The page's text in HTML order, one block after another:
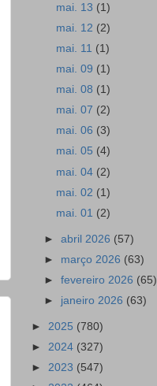
mai. 13 (1)
mai. 12 (2)
mai. 11 (1)
mai. 09 (1)
mai. 08 (1)
mai. 07 (2)
mai. 06 (3)
mai. 05 (4)
mai. 04 (2)
mai. 02 (1)
mai. 01 (2)
►abril 2026 (57)
► março 2026 (63)
►fevereiro 2026 (65)
► janeiro 2026 (63)
► 2025 (780)
► 2024 (327)
► 2023 (547)